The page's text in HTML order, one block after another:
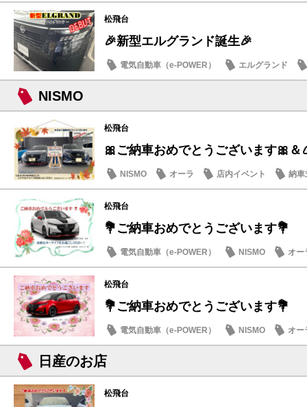
日産のお店
松飛台
🎉新型エルグランド誕生🎉
電気自動車（e-POWER）
エルグランド
日産のお店
NISMO
松飛台
🎀ご納車おめでとうございます🎀＆
NISMO オーラ 店内イベント 納車
松飛台
💐ご納車おめでとうございます💐
電気自動車（e-POWER） NISMO オー
松飛台
💐ご納車おめでとうございます💐
電気自動車（e-POWER） NISMO オー
日産のお店
松飛台